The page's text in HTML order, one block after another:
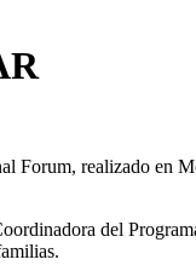
Forum, realizado en
del